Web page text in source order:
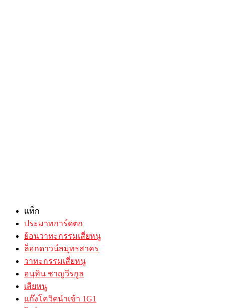
แท็ก
ประมาทการ์ดตก
ย้อนวาทะกรรมเสี่ยหนู
ล็อกดาวน์สมุทรสาคร
วาทะกรรมเสี่ยหนู
อนุทิน ชาญวีรกูล
เสียหนู
แก๊งโควิดนำเข้า 1G1